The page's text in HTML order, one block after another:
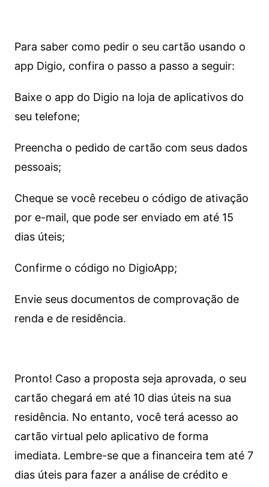
Para saber como pedir o seu cartão usando o
app Digio, confira o passo a passo a seguir:
Baixe o app do Digio na loja de aplicativos do
seu telefone;
Preencha o pedido de cartão com seus dados
pessoais;
Cheque se você recebeu o código de ativação
por e-mail, que pode ser enviado em até 15
dias úteis;
Confirme o código no DigioApp;
Envie seus documentos de comprovação de
renda e de residência.
Pronto! Caso a proposta seja aprovada, o seu
cartão chegará em até 10 dias úteis na sua
residência. No entanto, você terá acesso ao
cartão virtual pelo aplicativo de forma
imediata. Lembre-se que a financeira tem até 7
dias úteis para fazer a análise de crédito e